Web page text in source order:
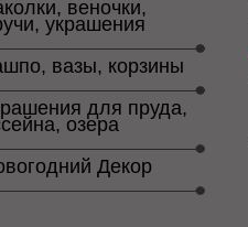
веночки,
украшения
вазы, корзины
для пруда,
озера
Декор